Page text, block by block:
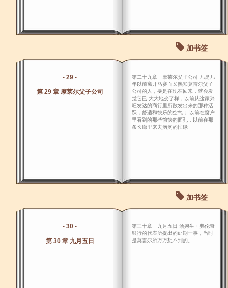
加书签
- 29 -
第 29 章 摩莱尔父子公司
第二十九章 摩莱尔父子公司 凡是几
年以前离开马赛而又熟知莫雷尔父子
公司的人，要是在现在回来，就会发
觉它已 大大地变了样，以前从这家兴
旺发达的商行里所散发出来的那种活
跃，舒适和快乐的空气； 以前在窗户
里看到的那些愉快的面孔，以前在那
条长廊里来去匆匆的忙碌
加书签
- 30 -
第 30 章 九月五日
第三十章 九月五日 汤姆生・弗伦奇
银行的代表所提出的延期一事，当时
是莫雷尔所万万想不到的。